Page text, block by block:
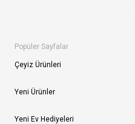
Popüler Sayfalar
Çeyiz Ürünleri
Yeni Ürünler
Yeni Ev Hediyeleri